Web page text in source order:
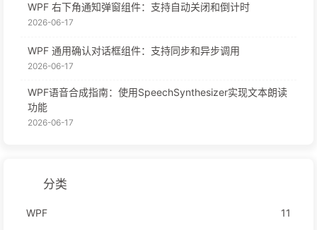
WPF 右下角通知弹窗组件：支持自动关闭和倒计时
2026-06-17
WPF 通用确认对话框组件：支持同步和异步调用
2026-06-17
WPF语音合成指南：使用SpeechSynthesizer实现文本朗读
功能
2026-06-17
分类
WPF 11